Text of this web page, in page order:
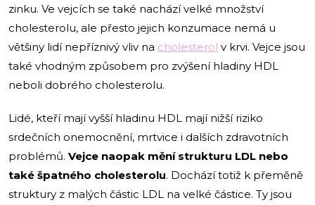
zinku. Ve vejcích se také nachází velké množství
cholesterolu, ale přesto jejich konzumace nemá u
většiny lidí nepříznivý vliv na cholesterol v krvi. Vejce jsou
také vhodným způsobem pro zvýšení hladiny HDL
neboli dobrého cholesterolu.
Lidé, kteří mají vyšší hladinu HDL mají nižší riziko
srdečních onemocnění, mrtvice i dalších zdravotních
problémů. Vejce naopak mění strukturu LDL nebo
také špatného cholesterolu. Dochází totiž k přeměně
struktury z malých částic LDL na velké částice. Ty jsou